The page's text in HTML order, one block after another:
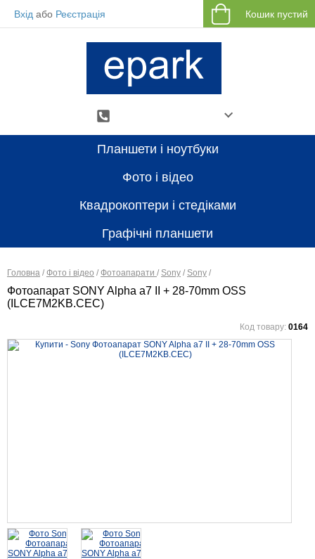
Вхід або Реєстрація Кошик пустий
Telegram
E-mail
Планшети і ноутбуки
Фото і відео
Квадрокоптери і стедіками
Графічні планшети
Головна / Фото і відео / Фотоапарати / Sony / Sony /
Фотоапарат SONY Alpha a7 II + 28-70mm OSS
(ILCE7M2KB.CEC)
Код товару: 0164